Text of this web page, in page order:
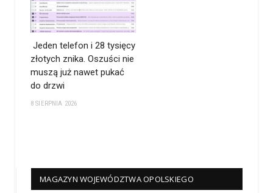
Jeden telefon i 28 tysięcy
złotych znika. Oszuści nie
muszą już nawet pukać
do drzwi
8 SIERPNIA 2026
MAGAZYN WOJEWÓDZTWA OPOLSKIEGO